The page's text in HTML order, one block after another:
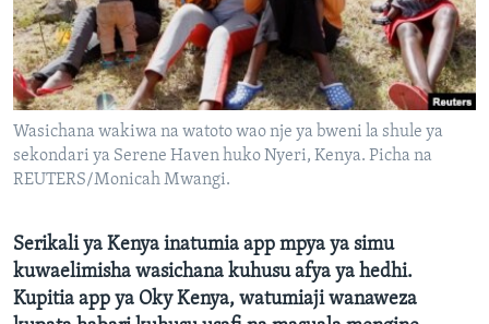
Wasichana wakiwa na watoto wao nje ya bweni la shule ya
sekondari ya Serene Haven huko Nyeri, Kenya. Picha na
REUTERS/Monicah Mwangi.
Serikali ya Kenya inatumia app mpya ya simu
kuwaelimisha wasichana kuhusu afya ya hedhi.
Kupitia app ya Oky Kenya, watumiaji wanaweza